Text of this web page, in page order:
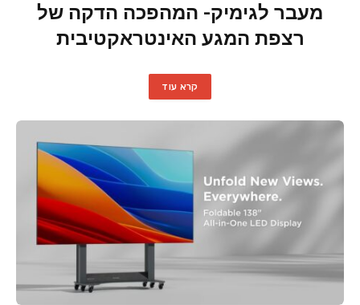
מעבר לגימיק- המהפכה הדקה של
רצפת המגע האינטראקטיבית
קרא עוד